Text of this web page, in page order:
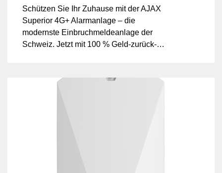
Schützen Sie Ihr Zuhause mit der AJAX
Superior 4G+ Alarmanlage – die
modernste Einbruchmeldeanlage der
Schweiz. Jetzt mit 100 % Geld-zurück-